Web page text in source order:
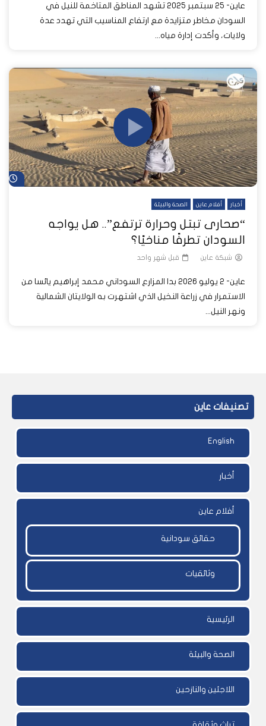
عاين- 25 سبتمبر 2025 تشهد المناطق المتاخمة للنيل في
السودان مخاطر متزايدة مع ارتفاع المناسيب التي تهدد عدة
ولايات، وأكدت إدارة مياه...
أخبار أفلام عاين الصحة والبيئة
“صحارى تبتل وحرارة ترتفع”.. هل يواجه
السودان تطرفًا مناخيًا؟
شبكة عاين قبل شهر واحد
عاين- 2 يوليو 2026 بدا المزارع السوداني محمد إبراهيم يائسا من
الاستمرار في زراعة النخيل الذي اشتهرت به الولايتان الشمالية
ونهر النيل...
تصنيفات عاين
English
أخبار
أفلام عاين
حقائق سودانية
وثائقيات
الرئيسية
الصحة والبيئة
اللاجئين والنازحين